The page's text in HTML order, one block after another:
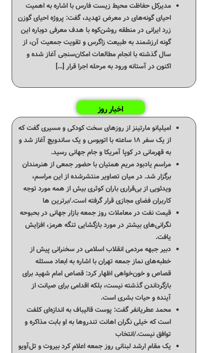
مدیرکل حفاظت محیط زیست فارس با اشاره به اهمیت
احیای گونه‌های در معرض تهدید، گفت: پروژه احیای گوزن
زرد ایرانی در منطقه روشن‌کوه با هدف معرفی دوباره این
گونه ارزشمند به طبیعت زاگرس و تقویت جمعیت آن، از
سال گذشته با انجام مطالعات امکان‌سنجی آغاز شده و
اکنون در آستانه ورود به مرحله اجرا قرار […]
اخبار روز
امیلیانو مارتینز از روزهای سخت کودکی و مسیری گفت که
از یک سفر ۱۸ ساعته با اتوبوس و یک ساندویچ آغاز شد و
به قهرمانی در کوپا آمریکا و جام جهانی رسید.
مراسم یادبود مریم همتیان با حضور جمعی از هنرمندان
برگزار شد. در میان تصاویر منتشرشده از این مراسم،
ویدئویی از بی‌قراری باران کوثری بیش از همه مورد توجه
کاربران فضای مجازی قرار گرفته است./برترین ها
قیمت نفت در معاملات روز جمعه بازار جهانی در بحبوحه
نگرانی‌های بیشتر در مورد بازگشایی تنگه هرمز، افزایش
یافت.
دبیر جبهه مردمی انقلاب اسلامی در سخنرانی پیش از
خطبه‌های نماز جمعه تهران با اشاره به ابعاد مسئله
قصاص و خون‌خواهی اظهار کرد: قصاص امام شهید برای
بازگرداندن گذشته نیست، بلکه اقدامی برای صیانت از
آینده و حیات بشری است.
محمد عطریانفر گفت: پوست قالیباف به اندازه‌ای کلفت
است که خیلی نگران اهانت تندروها به او بابت مذاکره و
توافق نیست./انتخاب
یک مقام ارشد لبنانی روز جمعه اعلام کرد بیروت و تل‌آویو